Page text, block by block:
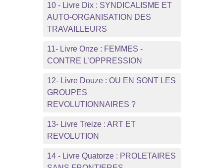
10 - Livre Dix : SYNDICALISME ET
AUTO-ORGANISATION DES
TRAVAILLEURS
11- Livre Onze : FEMMES -
CONTRE L’OPPRESSION
12- Livre Douze : OU EN SONT LES
GROUPES
REVOLUTIONNAIRES ?
13- Livre Treize : ART ET
REVOLUTION
14 - Livre Quatorze : PROLETAIRES